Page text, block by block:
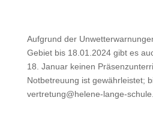
Aufgrund der
Gebiet bis 18.01.2024 gibt es
18. Januar keinen
Notbetreuung ist gewährleistet;
vertretung@helene-lange-